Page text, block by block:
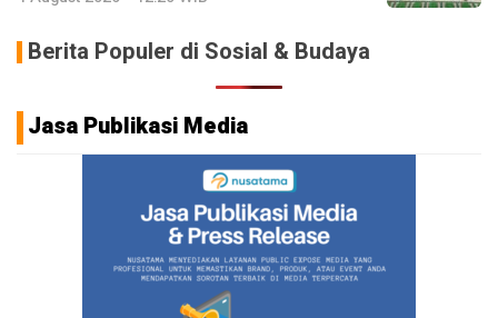
Berita Populer di Sosial & Budaya
Jasa Publikasi Media